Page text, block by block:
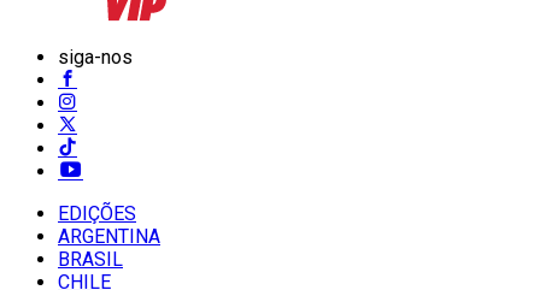
siga-nos
EDIÇÕES
ARGENTINA
BRASIL
CHILE